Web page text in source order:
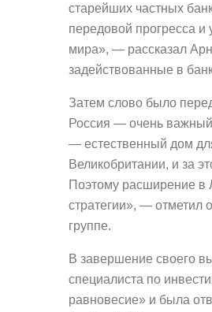
старейших частных
передовой прогресса
мира», — рассказал
задействованные в
Затем слово было
Россия — очень важный
— естественный дом
Великобритании, и за
Поэтому расширение в
стратегии», — отметил
группе.
В завершение своего
специалиста по
равновесие» и была